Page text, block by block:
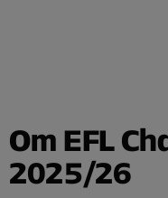
Om EFL
2025/26